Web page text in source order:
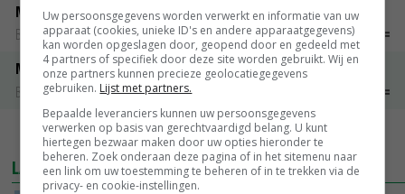
Maat 48
Barneveld kooieieren
€ 7,15 € 0,00
Maat 54
Barneveld kooieieren
MEER MARKTPRIJZEN
LAATSTE NIEUWS
Uw persoonsgegevens worden verwerkt en informatie van uw
apparaat (cookies, unieke ID's en andere apparaatgegevens)
kan worden opgeslagen door, geopend door en gedeeld met
4 partners of specifiek door deze site worden gebruikt. Wij en
onze partners kunnen precieze geolocatiegegevens
gebruiken. Lijst met partners.
Bepaalde leveranciers kunnen uw persoonsgegevens
verwerken op basis van gerechtvaardigd belang. U kunt
hiertegen bezwaar maken door uw opties hieronder te
beheren. Zoek onderaan deze pagina of in het sitemenu naar
een link om uw toestemming te beheren of in te trekken via de
privacy- en cookie-instellingen.